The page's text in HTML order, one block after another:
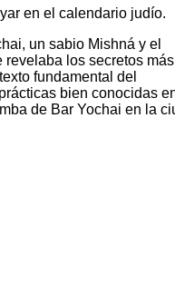
en el calendario judío.
un sabio Mishná y el
los secretos más
fundamental del
bien conocidas
de Bar Yochai en la